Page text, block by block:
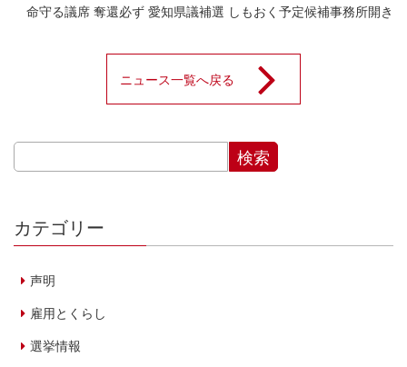
命守る議席 奪還必ず 愛知県議補選 しもおく予定候補事務所開き
ニュース一覧へ戻る
カテゴリー
声明
雇用とくらし
選挙情報